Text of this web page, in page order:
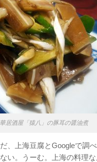
居酒屋「猿八」の豚耳の醤油煮
、上海豆腐とGoogleで調
い。うーむ。上海の料理な